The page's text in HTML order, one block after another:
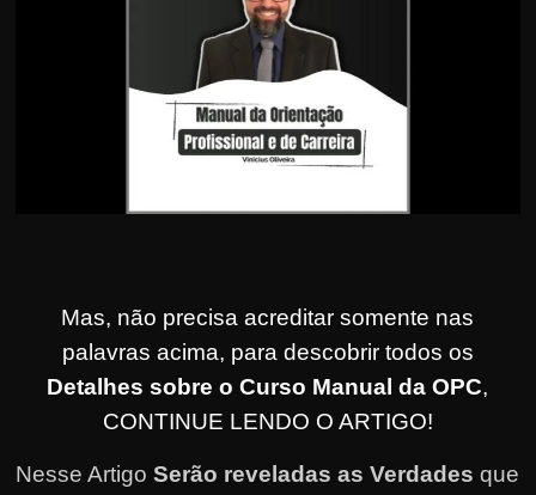
Mas, não precisa acreditar somente nas
palavras acima, para descobrir todos os
Detalhes sobre o Curso Manual da OPC,
CONTINUE LENDO O ARTIGO!
Nesse ArtigoSerão reveladas as Verdades que